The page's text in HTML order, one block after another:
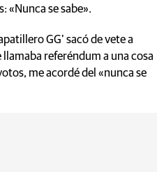
«Nunca se sabe».
GG’ sacó de vete a
referéndum a una cosa
me acordé del «nunca se